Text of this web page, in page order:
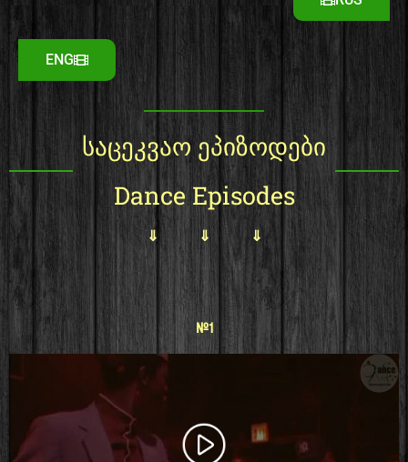
ENG
საცეკვაო ეპიზოდები
Dance Episodes
⇓ ⇓ ⇓
#1